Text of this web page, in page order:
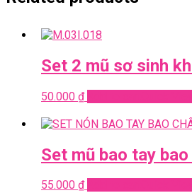
Set 2 mũ sơ sinh
50.000 ₫
Set mũ bao tay
55.000 ₫